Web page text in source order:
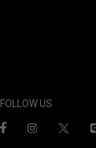
FOLLOW US